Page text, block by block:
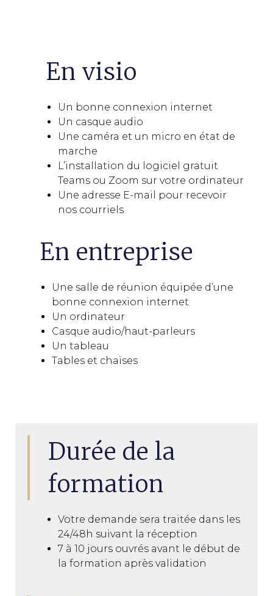
En visio
Un bonne connexion internet
Un casque audio
Une caméra et un micro en état de
marche
L’installation du logiciel gratuit
Teams ou Zoom sur votre ordinateur
Une adresse E-mail pour recevoir
nos courriels
En entreprise
Une salle de réunion équipée d’une
bonne connexion internet
Un ordinateur
Casque audio/haut-parleurs
Un tableau
Tables et chaises
Durée de la
formation
Votre demande sera traitée dans les
24/48h suivant la réception
7 à 10 jours ouvrés avant le début de
la formation après validation